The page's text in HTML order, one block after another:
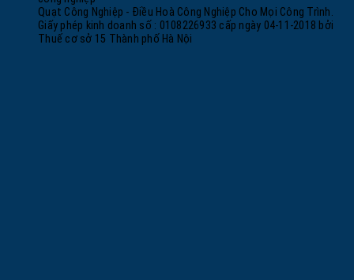
Quạt Công Nghiệp - Điều Hoà Công Nghiệp Cho Mọi Công Trình.
Giấy phép kinh doanh số : 0108226933 cấp ngày 04-11-2018 bởi
Thuế cơ sở 15 Thành phố Hà Nội